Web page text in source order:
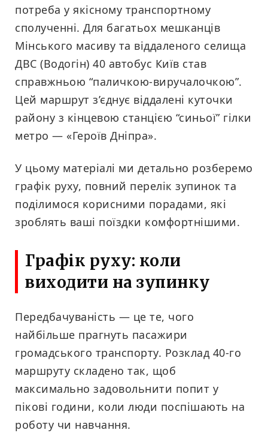
потреба у якісному транспортному
сполученні. Для багатьох мешканців
Мінського масиву та віддаленого селища
ДВС (Водогін) 40 автобус Київ став
справжньою “паличкою-виручалочкою”.
Цей маршрут з’єднує віддалені куточки
району з кінцевою станцією “синьої” гілки
метро — «Героїв Дніпра».
У цьому матеріалі ми детально розберемо
графік руху, повний перелік зупинок та
поділимося корисними порадами, які
зроблять ваші поїздки комфортнішими.
Графік руху: коли
виходити на зупинку
Передбачуваність — це те, чого
найбільше прагнуть пасажири
громадського транспорту. Розклад 40-го
маршруту складено так, щоб
максимально задовольнити попит у
пікові години, коли люди поспішають на
роботу чи навчання.